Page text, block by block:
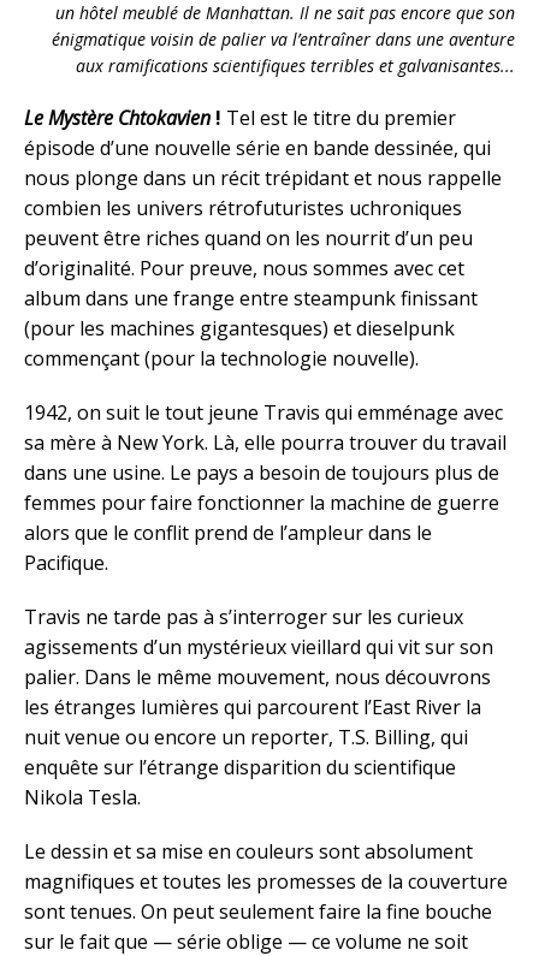
un hôtel meublé de Manhattan. Il ne sait pas encore que son
énigmatique voisin de palier va l’entraîner dans une aventure
aux ramifications scientifiques terribles et galvanisantes...
Le Mystère Chtokavien ! Tel est le titre du premier
épisode d’une nouvelle série en bande dessinée, qui
nous plonge dans un récit trépidant et nous rappelle
combien les univers rétrofuturistes uchroniques
peuvent être riches quand on les nourrit d’un peu
d’originalité. Pour preuve, nous sommes avec cet
album dans une frange entre steampunk finissant
(pour les machines gigantesques) et dieselpunk
commençant (pour la technologie nouvelle).
1942, on suit le tout jeune Travis qui emménage avec
sa mère à New York. Là, elle pourra trouver du travail
dans une usine. Le pays a besoin de toujours plus de
femmes pour faire fonctionner la machine de guerre
alors que le conflit prend de l’ampleur dans le
Pacifique.
Travis ne tarde pas à s’interroger sur les curieux
agissements d’un mystérieux vieillard qui vit sur son
palier. Dans le même mouvement, nous découvrons
les étranges lumières qui parcourent l’East River la
nuit venue ou encore un reporter, T.S. Billing, qui
enquête sur l’étrange disparition du scientifique
Nikola Tesla.
Le dessin et sa mise en couleurs sont absolument
magnifiques et toutes les promesses de la couverture
sont tenues. On peut seulement faire la fine bouche
sur le fait que — série oblige — ce volume ne soit